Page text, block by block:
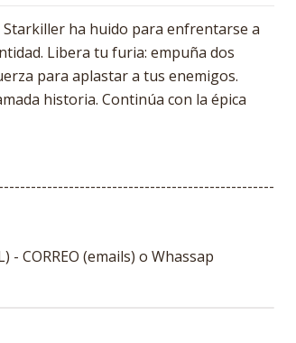
ha huido para enfrentarse a
Libera tu furia: empuña dos
para aplastar a tus enemigos.
historia. Continúa con la épica
- CORREO (emails) o Whassap